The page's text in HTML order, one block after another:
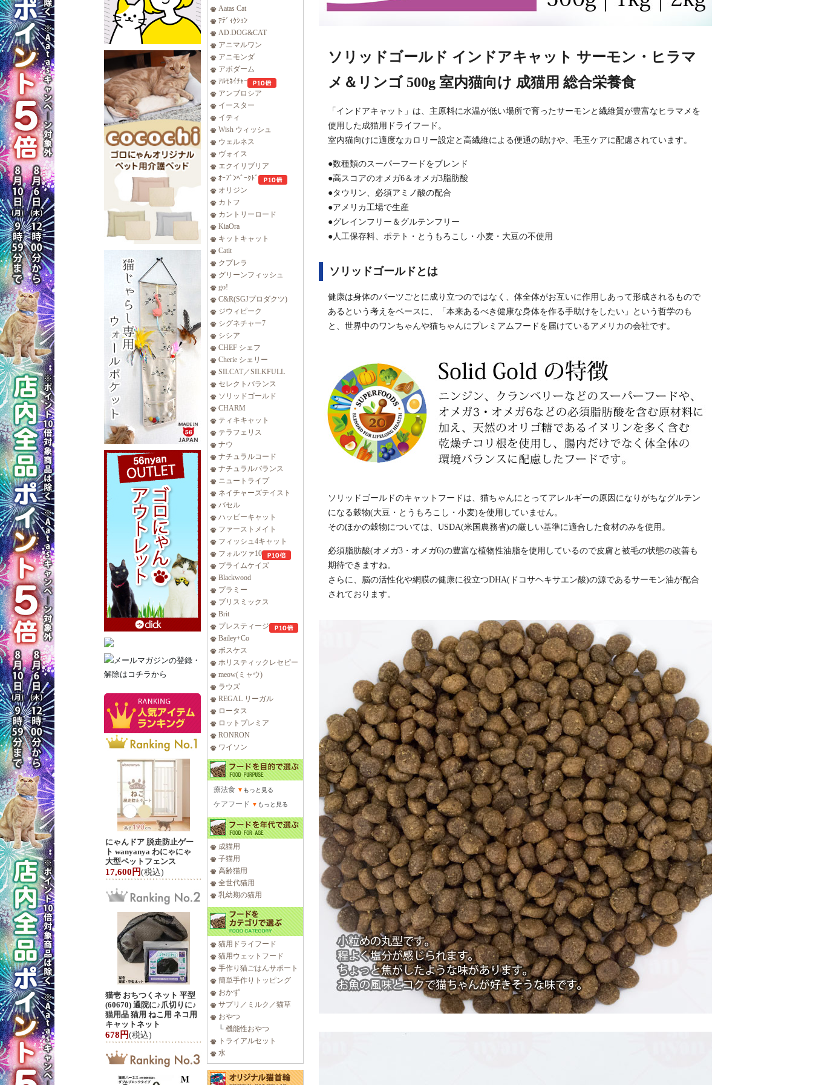
にゃんドア 脱走防止ゲー
ト wanyanya わにゃにゃ
大型ペットフェンス
17,600円(税込)
猫壱 おちつくネット 平型
(60670) 通院に♪爪切りに♪
猫用品 猫用 ねこ用 ネコ用
キャットネット
678円(税込)
Aatas Cat
ｱﾃﾞｨｸｼｮﾝ
AD.DOG&CAT
アニマルワン
アニモンダ
アボダーム
ｱﾙﾓﾈｲﾁｬｰ
アンブロシア
イースター
イティ
Wish ウィッシュ
ウェルネス
ヴォイス
エクイリブリア
ｵｰﾌﾞﾝﾍﾞｰｸﾄﾞ
オリジン
カトフ
カントリーロード
KiaOra
キットキャット
Catit
クプレラ
グリーンフィッシュ
go!
C&R(SGJプロダクツ)
ジウィピーク
シグネチャー7
シシア
CHEF シェフ
Cherie シェリー
SILCAT／SILKFULL
セレクトバランス
ソリッドゴールド
CHARM
ティキキャット
テラフェリス
ナウ
ナチュラルコード
ナチュラルバランス
ニュートライプ
ネイチャーズテイスト
バセル
ハッピーキャット
ファーストメイト
フィッシュ4キャット
フォルツァ10
プライムケイズ
Blackwood
プラミー
ブリスミックス
Brit
プレスティージ
Bailey+Co
ボスケス
ホリスティックレセピー
meow(ミャウ)
ラウズ
REGAL リーガル
ロータス
ロットプレミア
RONRON
ワイソン
療法食 ▼ もっと見る
ケアフード ▼ もっと見る
成猫用
子猫用
高齢猫用
全世代猫用
乳幼期の猫用
猫用ドライフード
猫用ウェットフード
手作り猫ごはんサポート
簡単手作りトッピング
おかず
サプリ／ミルク／猫草
おやつ
└ 機能性おやつ
トライアルセット
水
ソリッドゴールド インドアキャット サーモン・ヒラマ
メ＆リンゴ 500g 室内猫向け 成猫用 総合栄養食
「インドアキャット」は、主原料に水温が低い場所で育ったサーモンと繊維質が豊富なヒラマメを
使用した成猫用ドライフード。
室内猫向けに適度なカロリー設定と高繊維による便通の助けや、毛玉ケアに配慮されています。
●数種類のスーパーフードをブレンド
●高スコアのオメガ6＆オメガ3脂肪酸
●タウリン、必須アミノ酸の配合
●アメリカ工場で生産
●グレインフリー＆グルテンフリー
●人工保存料、ポテト・とうもろこし・小麦・大豆の不使用
ソリッドゴールドとは
健康は身体のパーツごとに成り立つのではなく、体全体がお互いに作用しあって形成されるもので
あるという考えをベースに、「本来あるべき健康な身体を作る手助けをしたい」という哲学のも
と、世界中のワンちゃんや猫ちゃんにプレミアムフードを届けているアメリカの会社です。
ソリッドゴールドのキャットフードは、猫ちゃんにとってアレルギーの原因になりがちなグルテン
になる穀物(大豆・とうもろこし・小麦)を使用していません。
そのほかの穀物については、USDA(米国農務省)の厳しい基準に適合した食材のみを使用。
必須脂肪酸(オメガ3・オメガ6)の豊富な植物性油脂を使用しているので皮膚と被毛の状態の改善も
期待できますね。
さらに、脳の活性化や網膜の健康に役立つDHA(ドコサヘキサエン酸)の源であるサーモン油が配合
されております。